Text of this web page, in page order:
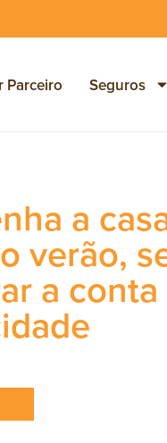
Parceiro Seguros
a
verão,
a